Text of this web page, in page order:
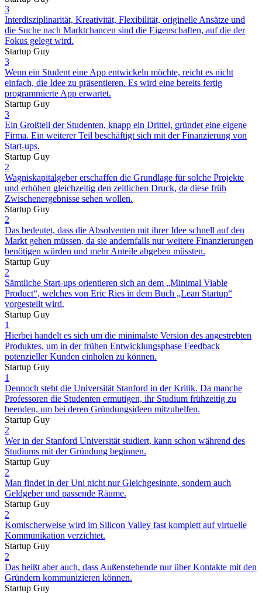
3
Interdisziplinarität, Kreativität, Flexibilität, originelle Ansätze und
die Suche nach Marktchancen sind die Eigenschaften, auf die der
Fokus gelegt wird.
Startup Guy
3
Wenn ein Student eine App entwickeln möchte, reicht es nicht
einfach, die Idee zu präsentieren. Es wird eine bereits fertig
programmierte App erwartet.
Startup Guy
3
Ein Großteil der Studenten, knapp ein Drittel, gründet eine eigene
Firma. Ein weiterer Teil beschäftigt sich mit der Finanzierung von
Start-ups.
Startup Guy
2
Wagniskapitalgeber erschaffen die Grundlage für solche Projekte
und erhöhen gleichzeitig den zeitlichen Druck, da diese früh
Zwischenergebnisse sehen wollen.
Startup Guy
2
Das bedeutet, dass die Absolventen mit ihrer Idee schnell auf den
Markt gehen müssen, da sie andernfalls nur weitere Finanzierungen
benötigen würden und mehr Anteile abgeben müssten.
Startup Guy
2
Sämtliche Start-ups orientieren sich an dem „Minimal Viable
Product“, welches von Eric Ries in dem Buch „Lean Startup“
vorgestellt wird.
Startup Guy
1
Hierbei handelt es sich um die minimalste Version des angestrebten
Produktes, um in der frühen Entwicklungsphase Feedback
potenzieller Kunden einholen zu können.
Startup Guy
1
Dennoch steht die Universität Stanford in der Kritik. Da manche
Professoren die Studenten ermutigen, ihr Studium frühzeitig zu
beenden, um bei deren Gründungsideen mitzuhelfen.
Startup Guy
2
Wer in der Stanford Universität studiert, kann schon während des
Studiums mit der Gründung beginnen.
Startup Guy
2
Man findet in der Uni nicht nur Gleichgesinnte, sondern auch
Geldgeber und passende Räume.
Startup Guy
2
Komischerweise wird im Silicon Valley fast komplett auf virtuelle
Kommunikation verzichtet.
Startup Guy
2
Das heißt aber auch, dass Außenstehende nur über Kontakte mit den
Gründern kommunizieren können.
Startup Guy